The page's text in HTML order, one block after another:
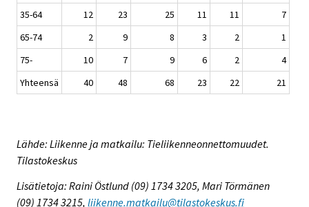
35-64
12 23 25 11 11
7
65-74
2 9 8 3 2
1
75-
10 7 9 6 2
4
Yhteensä
40 48 68 23 22 21
Lähde: Liikenne ja matkailu: Tieliikenneonnettomuudet.
Tilastokeskus
Lisätietoja: Raini Östlund (09) 1734 3205, Mari Törmänen
(09) 1734 3215, liikenne.matkailu@tilastokeskus.fi